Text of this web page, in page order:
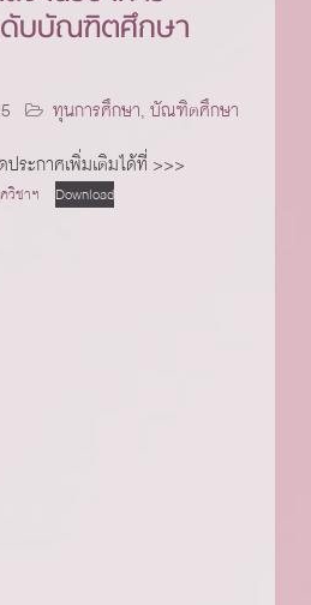
บบัณฑิตศึกษา
ทุนการศึกษา,บัณฑิตศึกษา
ประกาศเพิ่มเติมได้ที่ >>>
วิชาฯ Download